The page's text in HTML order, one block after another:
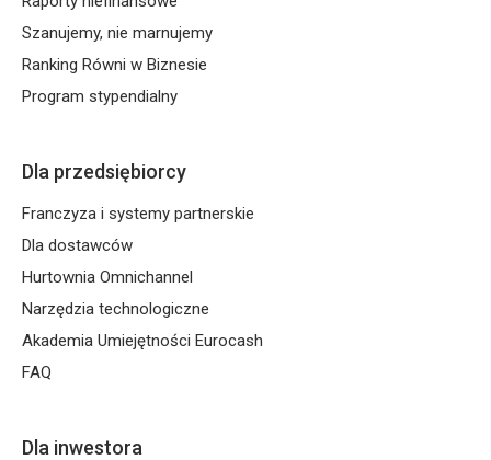
Szanujemy, nie marnujemy
Ranking Równi w Biznesie
Program stypendialny
Dla przedsiębiorcy
Franczyza i systemy partnerskie
Dla dostawców
Hurtownia Omnichannel
Narzędzia technologiczne
Akademia Umiejętności Eurocash
FAQ
Dla inwestora